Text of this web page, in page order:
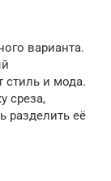
варианта.
стиль и мода.
среза,
разделить её